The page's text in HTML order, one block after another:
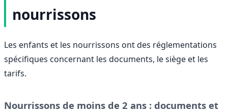
nourrissons
Les enfants et les nourrissons ont des réglementations
spécifiques concernant les documents, le siège et les
tarifs.
Nourrissons de moins de 2 ans : documents et